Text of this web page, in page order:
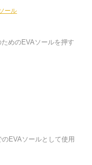
ール
めのEVAソールを押す
EVAソールとして使用